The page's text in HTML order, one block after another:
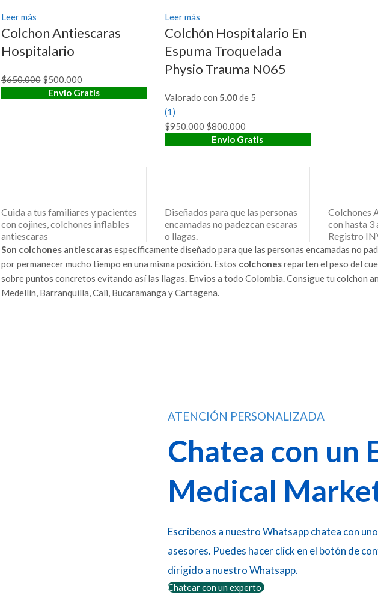
Leer más
Colchon Antiescaras
Hospitalario
$650.000 El
precio
$500.000
precio
Envio Gratis
Leer más
Colchón Hospitalario En
Espuma Troquelada
Physio Trauma N065
Valorado con 5.00de 5
(1)
$950.000 El
precio
$800.000
precio
Envio Gratis
Cuida a tus familiares y pacientes
con cojines, colchones inflables
antiescaras
Diseñados para que las personas
encamadas no padezcan escaras
o llagas.
Colchones
con hasta 3
Registro
Son colchones antiescarasespecíficamente diseñado para que las personas encamadas no
por permanecer mucho tiempo en una misma posición. Estos colchonesreparten el peso del
sobre puntos concretos evitando así las llagas. Envios a todo Colombia. Consigue tu colchon
Medellín, Barranquilla, Cali, Bucaramanga y Cartagena.
ATENCIÓN PERSONALIZADA
Chatea con un
Medical
Escríbenos a nuestro Whatsapp chatea con
asesores. Puedes hacer click en el botón de
dirigido a nuestro Whatsapp.
Chatear con un experto